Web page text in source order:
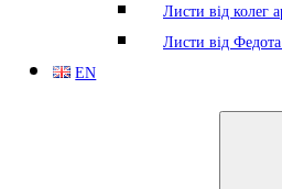
Листи від колег
Листи від
EN